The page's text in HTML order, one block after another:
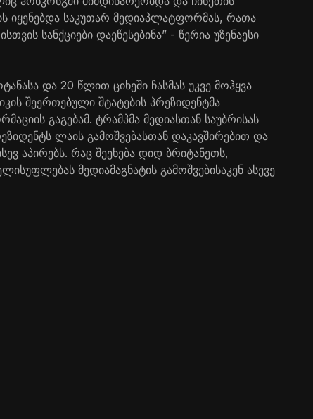
იყენებდა საკუთარ მედიაპლატფორმას, რათა
სანქციები დაეწესებინა” - წერია უზენაესი
და 20 წლით ციხეში ჩასმას უკვე მოჰყვა
შეერთებული შტატების პრეზიდენტმა
გაგებამ. ტრამპმა მედიასთან საუბრისას
ლაის გამოშვებასთან დაკავშირებით და
აპირებს. რაც შეეხება დიდ ბრიტანეთს,
მედიამაგნატის გამოშვებისაკენ ასევე